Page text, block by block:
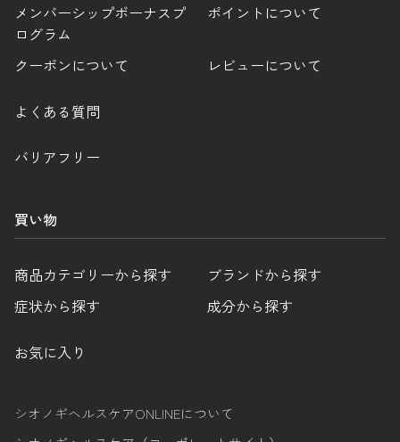
メンバーシップボーナスプ
ログラム
ポイントについて
クーポンについて レビューについて
よくある質問
バリアフリー
買い物
商品カテゴリーから探す
ブランドから探す
症状から探す
成分から探す
お気に入り
シオノギヘルスケアONLINEについて